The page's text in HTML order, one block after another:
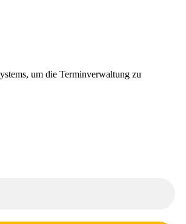
um die Terminverwaltung zu